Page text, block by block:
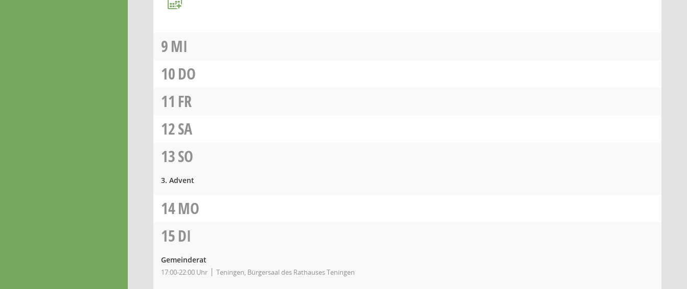
9MI
10DO
11 FR
12SA
13SO
3. Advent
14MO
15DI
Gemeinderat
17:00-22:00 Uhr Teningen, Bürgersaal des Rathauses Teningen